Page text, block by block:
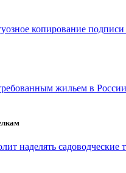
копирование подписи
жильем в
наделять садоводческие